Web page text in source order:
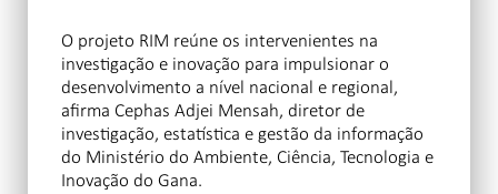
O projeto RIM reúne os intervenientes na
investigação e inovação para impulsionar o
desenvolvimento a nível nacional e regional,
afirma Cephas Adjei Mensah, diretor de
investigação, estatística e gestão da informação
do Ministério do Ambiente, Ciência, Tecnologia e
Inovação do Gana.